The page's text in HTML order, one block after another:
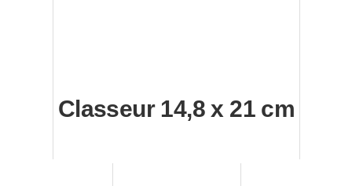
Classeur 14,8 x 21 cm